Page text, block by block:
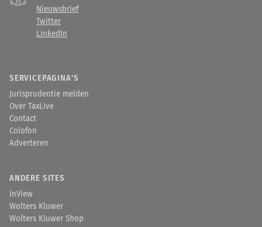
Nieuwsbrief
Twitter
LinkedIn
SERVICEPAGINA'S
Jurisprudentie melden
Over TaxLive
Contact
Colofon
Adverteren
ANDERE SITES
InView
Wolters Kluwer
Wolters Kluwer Shop